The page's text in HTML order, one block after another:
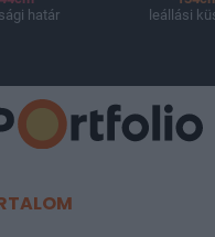
határ
leállási